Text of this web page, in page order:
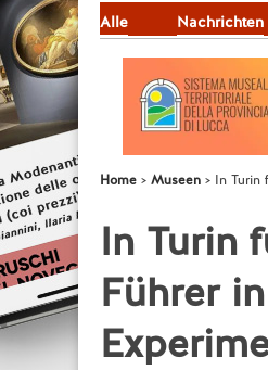
Alle Nachrichten
JOB
Home Museen In Turin
In Turin
Führer